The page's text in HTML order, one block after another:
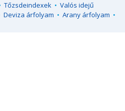
Tőzsdeindexek • Valós idejű
Deviza árfolyam • Arany árfolyam •